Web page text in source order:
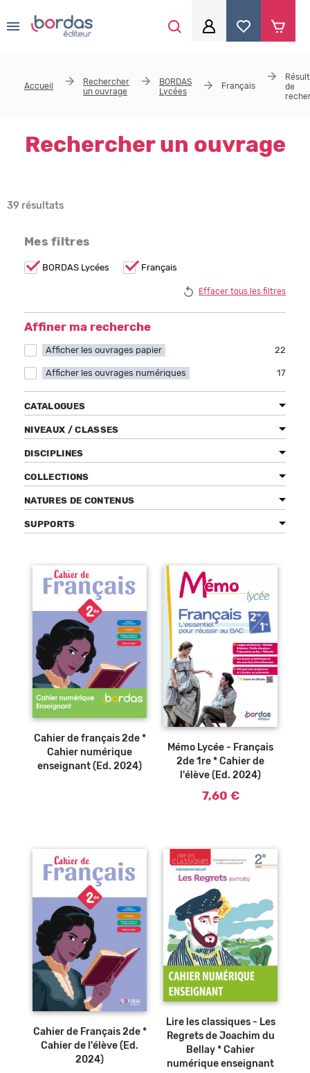
Bénéficiez de tarifs préférentiels
Téléchargez des ressources gratuites
Recevez des informations sur nos nouveautés
Accueil
Rechercher
un ouvrage
BORDAS
Lycées
Français
de
Rechercher un ouvrage
39 résultats
Cahier de français 2de *
Cahier numérique
enseignant (Ed. 2024)
Ajouter au
Mémo Lycée - Français
2de 1re * Cahier de
l'élève (Ed. 2024)
7,60 €
Ajouter au
Cahier de Français 2de *
Cahier de l'élève (Ed.
2024)
Lire les classiques - Les
Regrets de Joachim du
Bellay * Cahier
numérique enseignant
Mes filtres
Remove
BORDAS Lycées
Remove
Français
Effacer tous les filtres
Affiner ma recherche
Afficher les ouvrages papier 22
Apply Afficher les ouvrages papier filter
Afficher les ouvrages numériques 17
Apply Afficher les ouvrages numériques filter
CATALOGUES
NIVEAUX / CLASSES
DISCIPLINES
COLLECTIONS
NATURES DE CONTENUS
SUPPORTS